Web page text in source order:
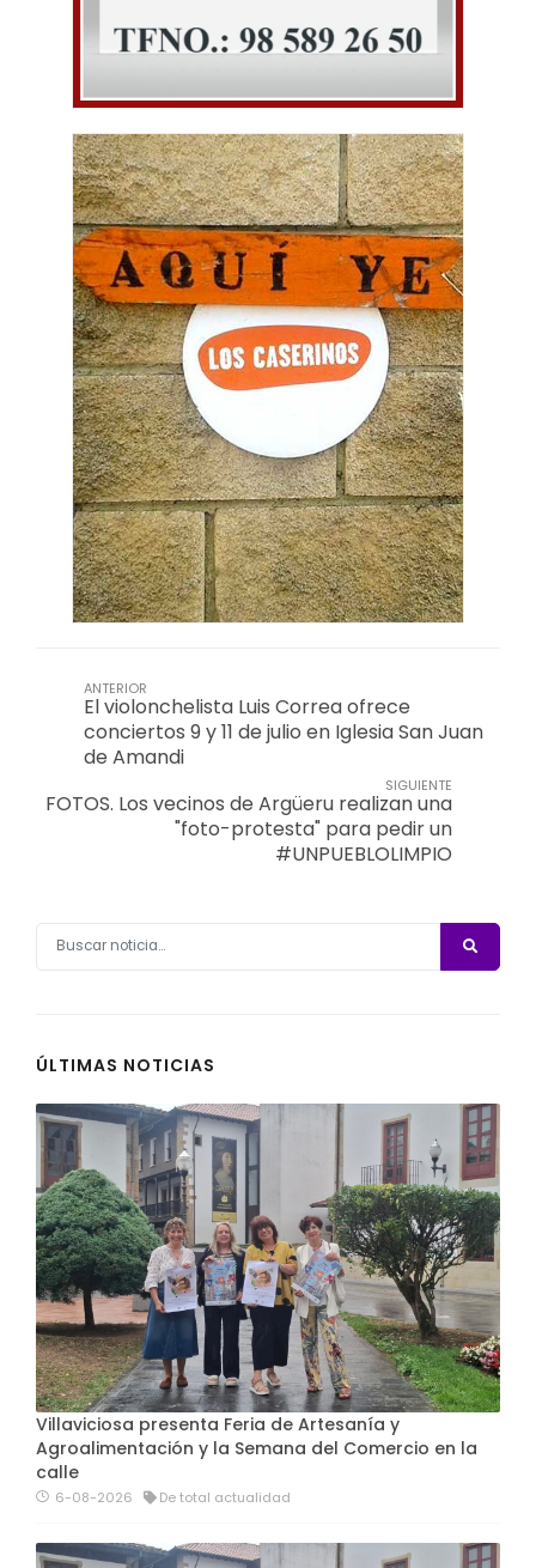
ANTERIOR
El violonchelista Luis Correa ofrece
conciertos 9 y 11 de julio en Iglesia San Juan
de Amandi
SIGUIENTE
FOTOS. Los vecinos de Argüeru realizan una
"foto-protesta" para pedir un
#UNPUEBLOLIMPIO
ÚLTIMAS NOTICIAS
Villaviciosa presenta Feria de Artesanía y
Agroalimentación y la Semana del Comercio en la
calle
6-08-2026 De total actualidad